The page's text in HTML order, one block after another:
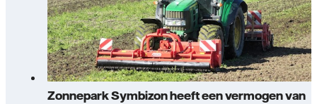
Zonnepark Symbizon heeft een vermogen van